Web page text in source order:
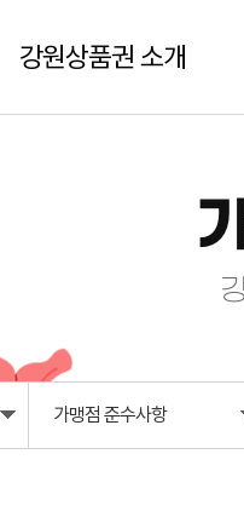
강원상품권 소개
가맹점 준수사항